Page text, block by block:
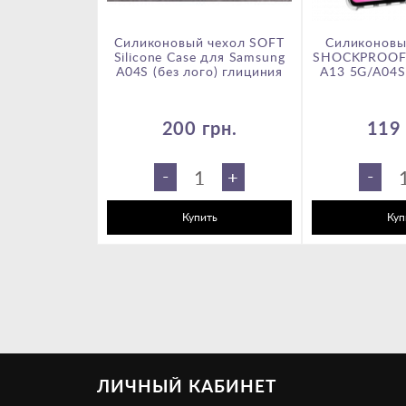
Силиконовый чехол SOFT
Silicone Case для Samsung
A04S (без лого) глициния
200 грн.
-
+
Купить
A13 5G/
119
-
ЛИЧНЫЙ КАБИНЕТ